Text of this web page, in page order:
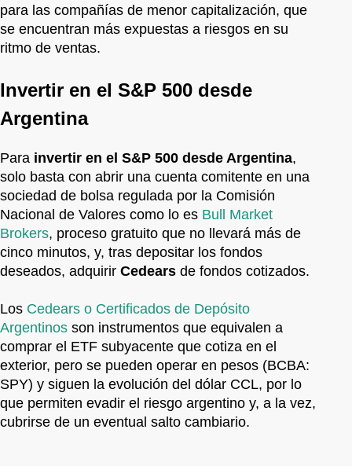
para las compañías de menor capitalización, que
se encuentran más expuestas a riesgos en su
ritmo de ventas.
Invertir en el S&P 500 desde
Argentina
Para invertir en el S&P 500 desde Argentina,
solo basta con abrir una cuenta comitente en una
sociedad de bolsa regulada por la Comisión
Nacional de Valores como lo es Bull Market
Brokers, proceso gratuito que no llevará más de
cinco minutos, y, tras depositar los fondos
deseados, adquirir Cedears de fondos cotizados.
Los Cedears o Certificados de Depósito
Argentinos son instrumentos que equivalen a
comprar el ETF subyacente que cotiza en el
exterior, pero se pueden operar en pesos (BCBA:
SPY) y siguen la evolución del dólar CCL, por lo
que permiten evadir el riesgo argentino y, a la vez,
cubrirse de un eventual salto cambiario.